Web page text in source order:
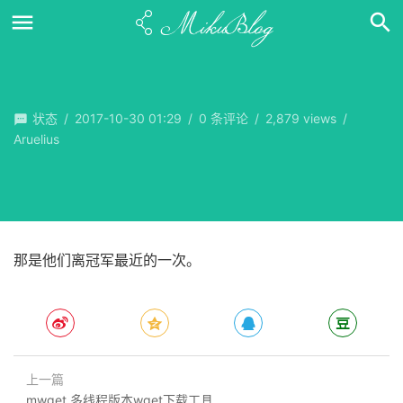
状态 / 2017-10-30 01:29 / 0 条评论 / 2,879 views /
Aruelius
那是他们离冠军最近的一次。
上一篇
mwget 多线程版本wget下载工具